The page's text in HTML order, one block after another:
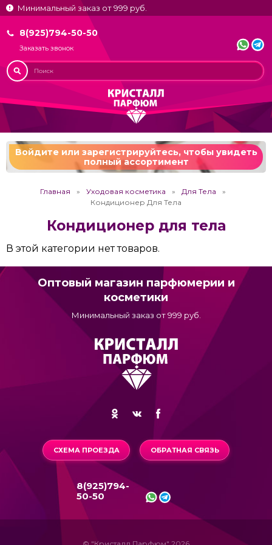
Минимальный заказ от 999 руб.
8(925)794-50-50
Заказать звонок
Войдите или зарегистрируйтесь,чтобы увидеть
полный ассортимент
Главная Уходовая косметика
Для Тела
Кондиционер Для Тела
Кондиционер для тела
В этой категории нет товаров.
Оптовый магазин парфюмерии и
косметики
Минимальный заказ от 999 руб.
СХЕМА ПРОЕЗДА ОБРАТНАЯ СВЯЗЬ
8(925)794-
50-50